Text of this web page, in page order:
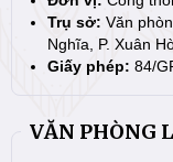
Trụ sở: Văn
Nghĩa, P. Xuân
Giấy phép: 84/
VĂN PHÒNG